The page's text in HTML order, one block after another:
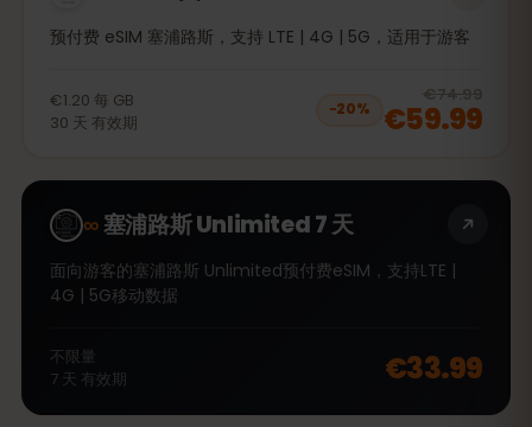
预付费 eSIM 塞浦路斯，支持 LTE | 4G | 5G，适用于游客
€1.20 每 GB
30 天 有效期
−20%
€74.99
€59.99
∞塞浦路斯 Unlimited 7 天
面向游客的塞浦路斯 Unlimited预付费eSIM，支持LTE |
4G | 5G移动数据
不限量
7 天 有效期 €33.99